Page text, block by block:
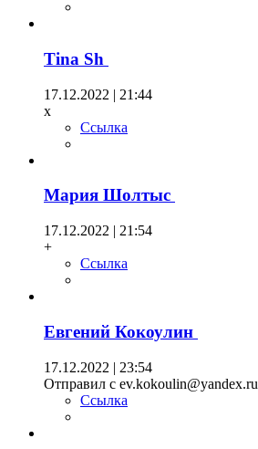
Tina Sh
17.12.2022 | 21:44
х
Ссылка
Мария Шолтыс
17.12.2022 | 21:54
+
Ссылка
Евгений Кокоулин
17.12.2022 | 23:54
Отправил с ev.kokoulin@yandex.ru
Ссылка